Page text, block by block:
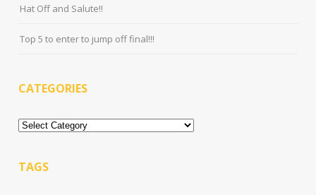
Hat Off and Salute!!
Top 5 to enter to jump off final!!!
CATEGORIES
Categories
TAGS